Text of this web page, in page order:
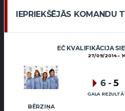
IEPRIEKŠĒJĀS KOMANDU
EČ KVALIFIKĀCIJA
27/09/2014
BĒRZIŅA
6 - 5
GALA